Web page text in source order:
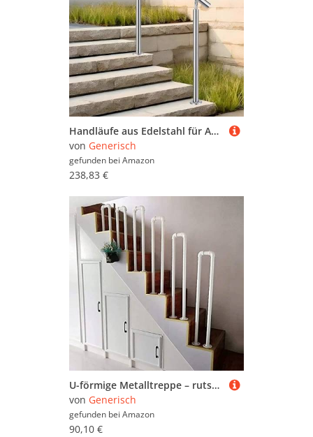
Handläufe aus Edelstahl für Außentreppen, Bodenmontage, verstellbares Treppengeländer mit Montageset, gebürstetes Silber-Finish
von Generisch
gefunden bei Amazon
238,83 €
U-förmige Metalltreppe – rutschfestes Sicherheitsgeländer für Außentreppen, ältere Menschen und Kinder, Leitplanke, Wasserrohr-Design, 75 cm, weiße Stützstange für Deck und Dachboden
von Generisch
gefunden bei Amazon
90,10 €